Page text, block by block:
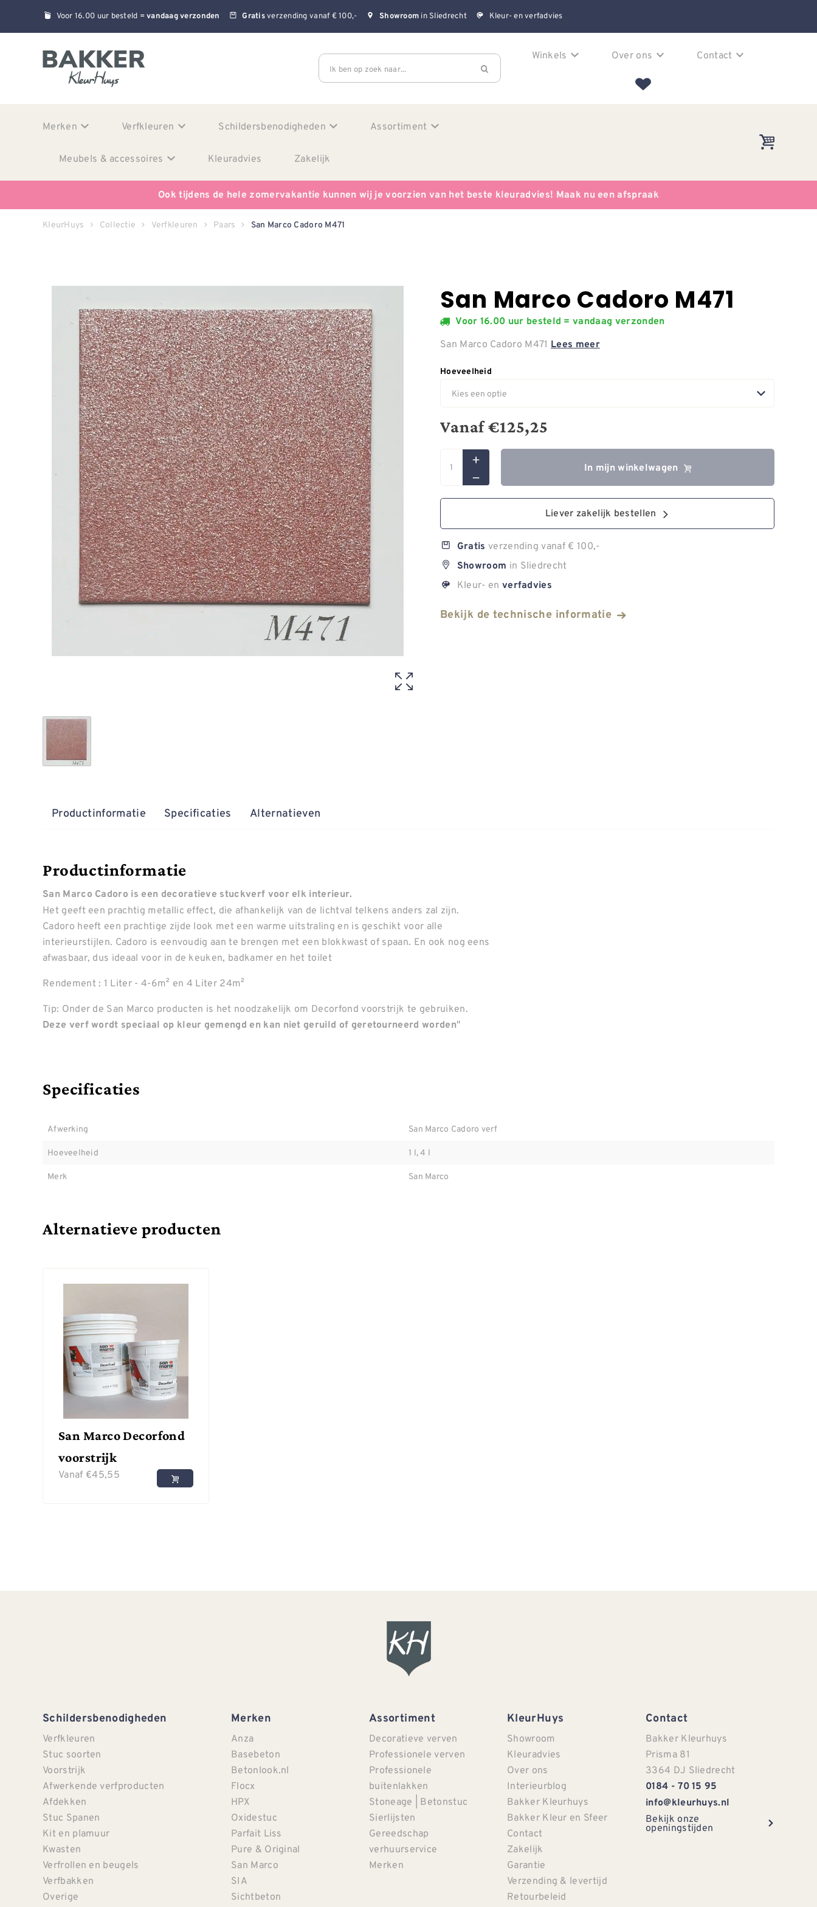
Voor 16.00 uur besteld =vandaag verzonden Gratisverzending vanaf € 100,- Showroom in Sliedrecht Kleur- en verfadvies
Ik ben op zoek naar...
Winkels Over ons Contact
Merken Verfkleuren Schildersbenodigheden Assortiment
Meubels & accessoires Kleuradvies Zakelijk
Ook tijdens de hele zomervakantie kunnen wij je voorzien van het beste kleuradvies! Maak nu een afspraak
KleurHuys Collectie Verfkleuren Paars San Marco Cadoro M471
San Marco Cadoro M471
Voor 16.00 uur besteld = vandaag verzonden
San Marco Cadoro M471 Lees meer
Hoeveelheid
Vanaf€125,25
In mijn winkelwagen
Liever zakelijk bestellen
Gratis verzending vanaf € 100,-
Showroom in Sliedrecht
Kleur- en verfadvies
Bekijk de technische informatie
Productinformatie Specificaties Alternatieven
Productinformatie
San Marco Cadoro is een decoratieve stuckverf voor elk interieur.
Het geeft een prachtig metallic effect, die afhankelijk van de lichtval telkens anders zal zijn.
Cadoro heeft een prachtige zijde look met een warme uitstraling en is geschikt voor alle
interieurstijlen. Cadoro is eenvoudig aan te brengen met een blokkwast of spaan. En ook nog eens
afwasbaar, dus ideaal voor in de keuken, badkamer en het toilet
Rendement : 1 Liter - 4-6m² en 4 Liter 24m²
Tip: Onder de San Marco producten is het noodzakelijk om Decorfond voorstrijk te gebruiken.
Deze verf wordt speciaal op kleur gemengd en kan niet geruild of geretourneerd worden"
Specificaties
Afwerking
San Marco Cadoro verf
Hoeveelheid
1 l, 4 l
Merk
San Marco
Alternatieve producten
San Marco Decorfond
voorstrijk
Vanaf €45,55
Schildersbenodigheden
Verfkleuren
Stuc soorten
Voorstrijk
Afwerkende verfproducten
Afdekken
Stuc Spanen
Kit en plamuur
Kwasten
Verfrollen en beugels
Verfbakken
Overige
Merken
Anza
Basebeton
Betonlook.nl
Flocx
HPX
Oxidestuc
Parfait Liss
Pure & Original
San Marco
SIA
Sichtbeton
Assortiment
Decoratieve verven
Professionele verven
Professionele
buitenlakken
Stoneage | Betonstuc
Sierlijsten
Gereedschap
verhuurservice
Merken
KleurHuys
Showroom
Kleuradvies
Over ons
Interieurblog
Bakker Kleurhuys
Bakker Kleur en Sfeer
Contact
Zakelijk
Garantie
Verzending & levertijd
Retourbeleid
Contact
Bakker Kleurhuys
Prisma 81
3364 DJ Sliedrecht
0184 - 70 15 95
info@kleurhuys.nl
Bekijk onze
openingstijden